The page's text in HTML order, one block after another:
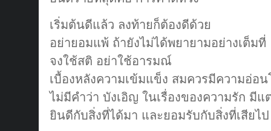
เริ่มต้นดีแล้ว ลงท้ายก็ต้องดีด้วย
อย่ายอมแพ้ ถ้ายังไม่ได้พยายามอย่างเต็มที่
จงใช้สติ อย่าใช้อารมณ์
เบื้องหลังความเข้มแข็ง สมควรมีความอ่อ
ไม่มีคำว่า บังเอิญ ในเรื่องของความรัก มีแ
ยินดีกับสิ่งที่ได้มา และยอมรับกับสิ่งที่เสียไป